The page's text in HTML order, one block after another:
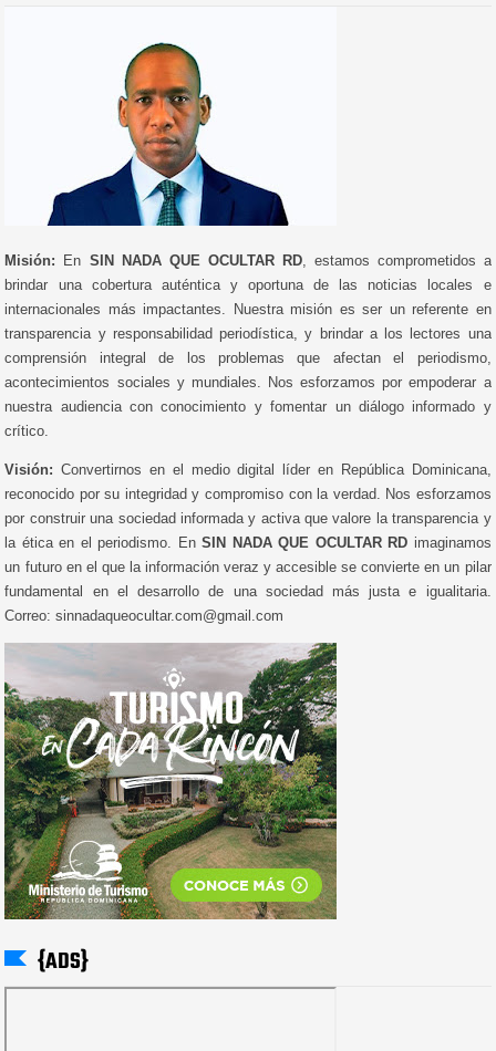
Misión: En SIN NADA QUE OCULTAR RD, estamos comprometidos a
brindar una cobertura auténtica y oportuna de las noticias locales e
internacionales más impactantes. Nuestra misión es ser un referente en
transparencia y responsabilidad periodística, y brindar a los lectores una
comprensión integral de los problemas que afectan el periodismo,
acontecimientos sociales y mundiales. Nos esforzamos por empoderar a
nuestra audiencia con conocimiento y fomentar un diálogo informado y
crítico.
Visión: Convertirnos en el medio digital líder en República Dominicana,
reconocido por su integridad y compromiso con la verdad. Nos esforzamos
por construir una sociedad informada y activa que valore la transparencia y
la ética en el periodismo. EnSIN NADA QUE OCULTAR RD imaginamos
un futuro en el que la información veraz y accesible se convierte en un pilar
fundamental en el desarrollo de una sociedad más justa e igualitaria.
Correo: sinnadaqueocultar.com@gmail.com
{ADS}